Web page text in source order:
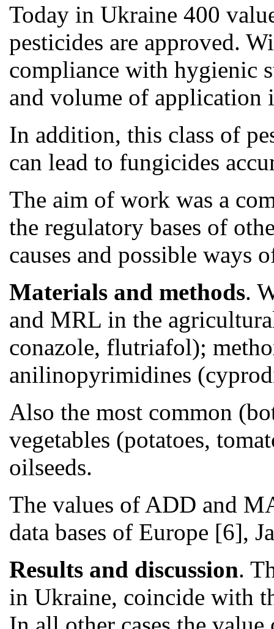
Today in Ukraine 400
pesticides are approved.
compliance with hygienic
and volume of application
In addition, this class of
can lead to fungicides
The aim of work was a
the regulatory bases of
causes and possible ways
Materials and methods.
and MRL in the
conazole, flutriafol);
anilinopyrimidines
Also the most common
vegetables (potatoes,
oilseeds.
The values of ADD and
data bases of Europe [6],
Results and discussion.
in Ukraine, coincide with